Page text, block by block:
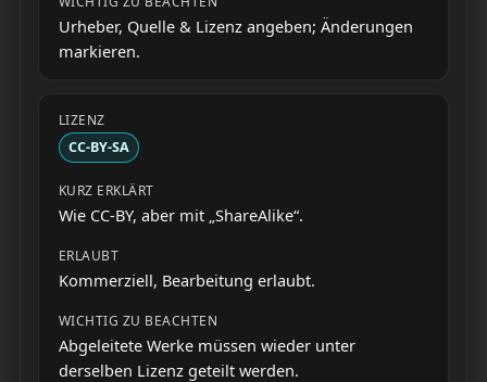
Urheber, Quelle & Lizenz angeben; Änderungen
markieren.
CC-BY-SA
Wie CC-BY, aber mit „ShareAlike“.
Kommerziell, Bearbeitung erlaubt.
Abgeleitete Werke müssen wieder unter
derselben Lizenz geteilt werden.